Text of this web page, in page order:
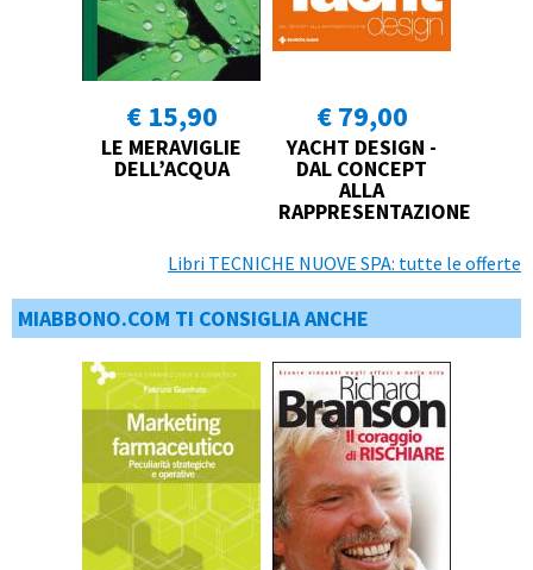
€ 15,90
LE MERAVIGLIE
DELL’ACQUA
€ 79,00
YACHT DESIGN -
DAL CONCEPT
ALLA
RAPPRESENTAZIONE
Libri TECNICHE NUOVE SPA: tutte le offerte
MIABBONO.COM TI CONSIGLIA ANCHE